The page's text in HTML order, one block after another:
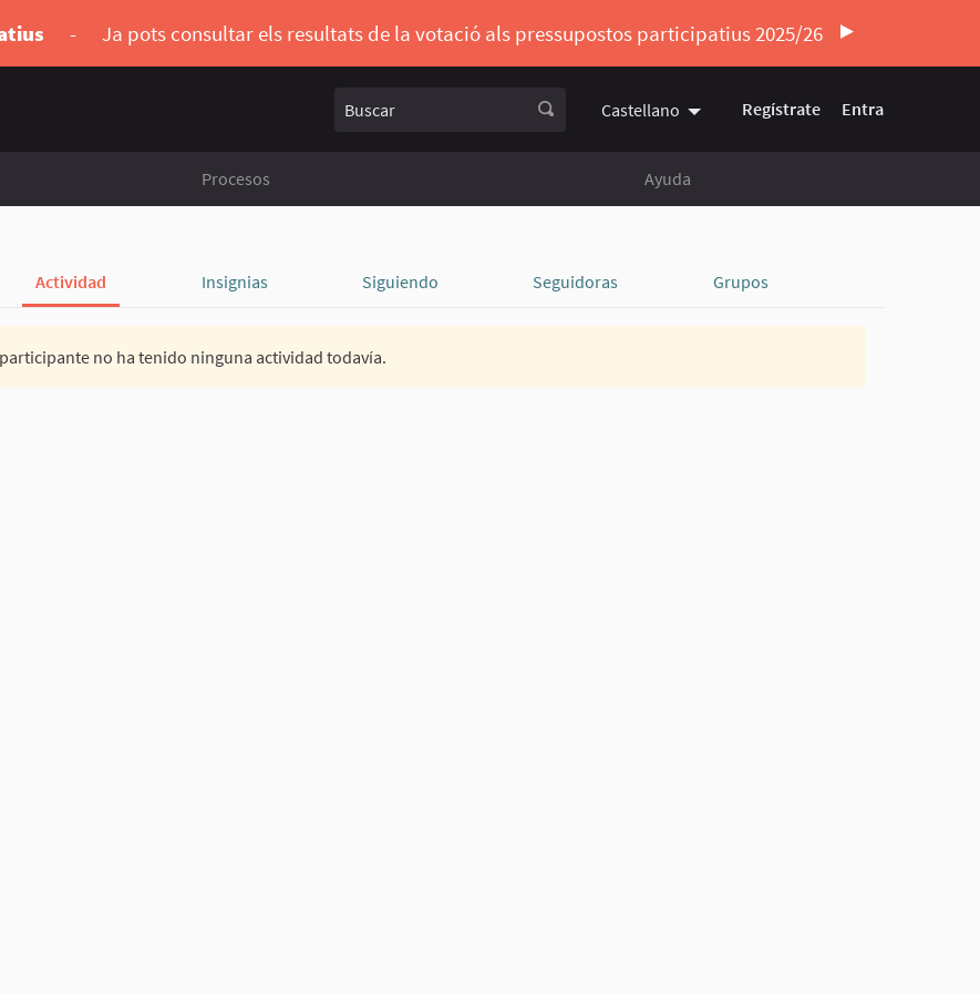
- Ja pots consultar els resultats de la votació als pressupostos participatius 2025/26
Castellano Triar la llengua Elegir el idioma
Regístrate Entra
Procesos Ayuda
Actividad Insignias Siguiendo Seguidoras Grupos
no ha tenido ninguna actividad todavía.